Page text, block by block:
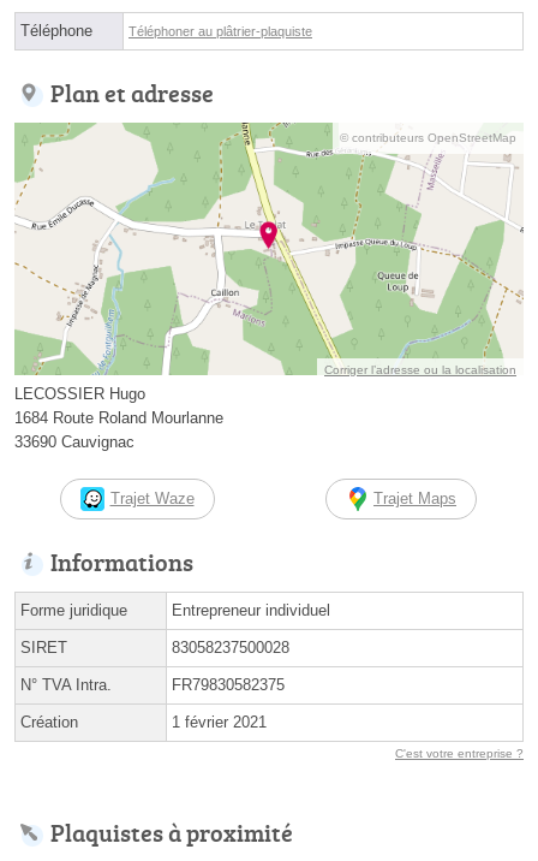
Téléphone Téléphoner au plâtrier-plaquiste
Plan et adresse
© contributeurs OpenStreetMap
Corriger l’adresse ou la localisation
LECOSSIER Hugo
1684 Route Roland Mourlanne
33690 Cauvignac
Trajet Waze Trajet Maps
Informations
Forme juridique Entrepreneur individuel
SIRET 83058237500028
N° TVA Intra. FR79830582375
Création 1 février 2021
C'est votre entreprise ?
Plaquistes à proximité